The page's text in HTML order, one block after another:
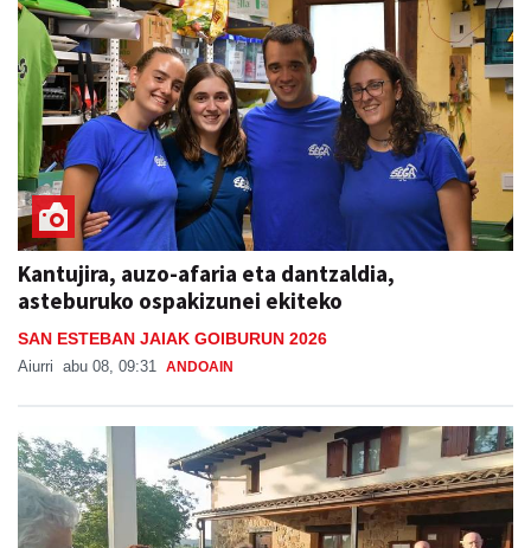
Kantujira, auzo-afaria eta dantzaldia,
asteburuko ospakizunei ekiteko
SAN ESTEBAN JAIAK GOIBURUN 2026
Aiurri abu 08, 09:31 ANDOAIN